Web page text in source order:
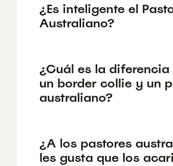
¿Es inteligente el
Australiano?
¿Cuál es la diferencia
un border collie y un
australiano?
¿A los pastores
les gusta que los